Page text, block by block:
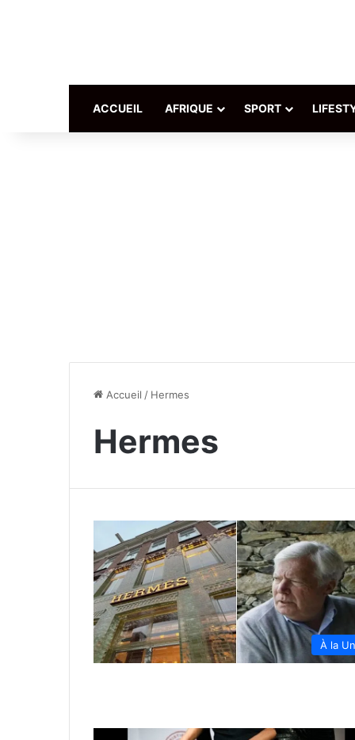
ACCUEIL AFRIQUE SPORT
Accueil / Hermes
Hermes
À la